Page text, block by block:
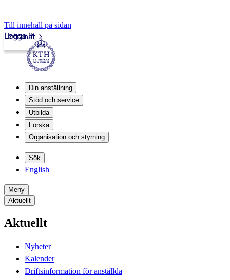
Till innehåll på sidan
Intranät
Logga in
Din anställning
Stöd och service
Utbilda
Forska
Organisation och styrning
Sök
English
Meny
Aktuellt
Aktuellt
Nyheter
Kalender
Driftsinformation för anställda